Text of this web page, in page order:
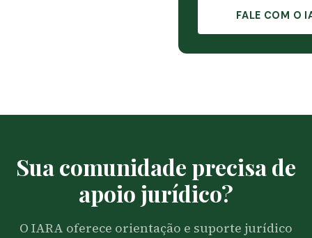
FALE COM O
Sua comunidade precisa de
apoio jurídico?
O IARA oferece orientação e suporte jurídico